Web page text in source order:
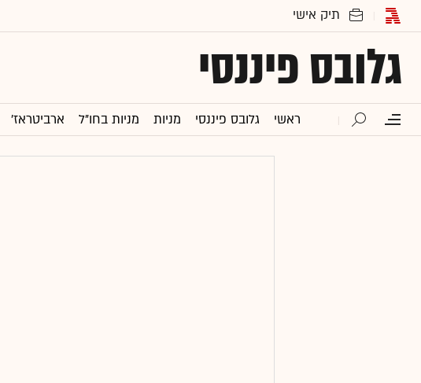
גלובס פיננסי
ראשי גלובס פיננסי מניות מניות בחו"ל ארביטראז'